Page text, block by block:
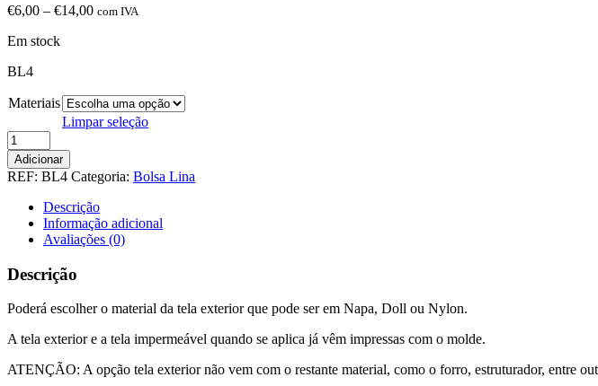
€6,00 – €14,00Price
com IVA
Em stock
BL4
Materiais
Limpar seleção
Quantidade
de
Bolsa
Lina
Adicionar
REF: BL4 Categoria: Bolsa Lina
Descrição
Informação adicional
Avaliações (0)
Descrição
Poderá escolher o material da tela exterior que pode ser em Napa, Doll ou Nylon.
A tela exterior e a tela impermeável quando se aplica já vêm impressas com o molde.
ATENÇÃO: A opção tela exterior não vem com o restante material, como o forro, estruturador, entre